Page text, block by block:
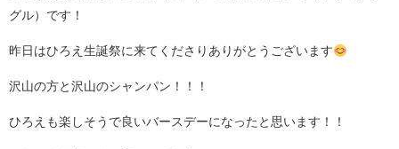
グル）です！
昨日はひろえ生誕祭に来てくださりありがとうございます
沢山の方と沢山のシャンパン！！！
ひろえも楽しそうで良いバースデーになったと思います！！